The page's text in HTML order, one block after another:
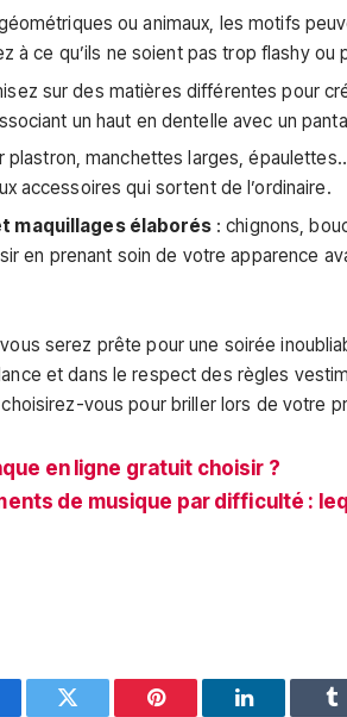
ou animaux, les motifs
à ce qu’ils ne soient pas trop flashy ou
sur des matières différentes pour
un haut en dentelle avec un
plastron, manchettes larges,
accessoires qui sortent de l’ordinaire.
maquillages élaborés: chignons,
en prenant soin de votre apparence
serez prête pour une soirée
et dans le respect des règles
vous pour briller lors de votre
en ligne gratuit choisir ?
de musique par difficulté :